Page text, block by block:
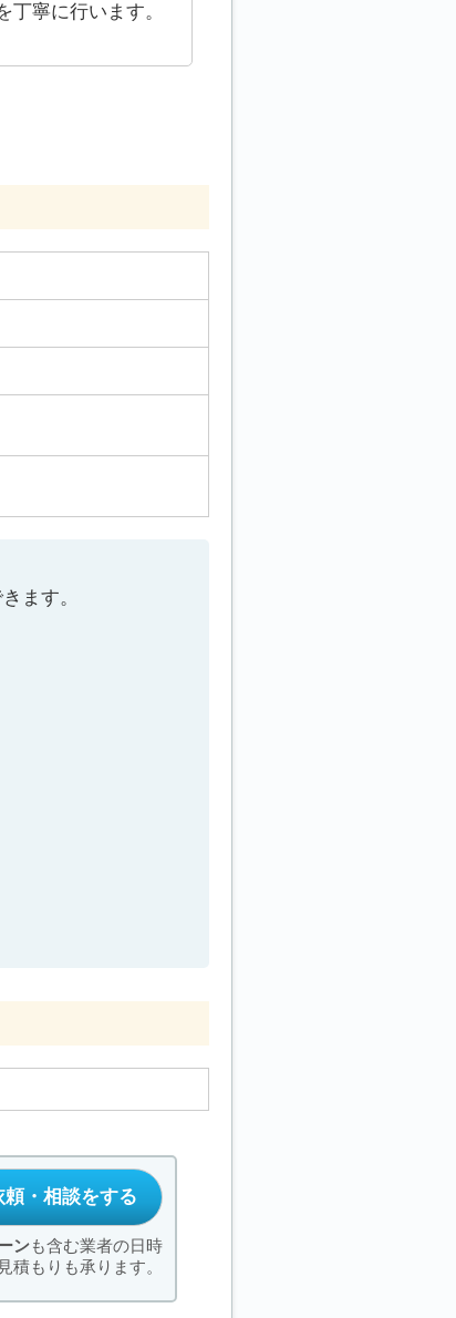
丁寧に行います。
ます。
頼・相談をする
ンも含む業者の日時
積もりも承ります。